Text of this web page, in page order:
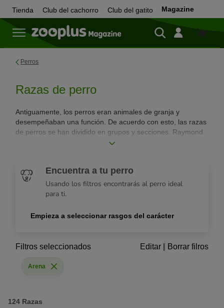
Tienda Club del cachorro Club del gatito Magazine
Tienda
Perros
Razas de perro
Antiguamente, los perros eran animales de granja y
desempeñaban una función. De acuerdo con esto, las razas
de perros se han dividido en grupos y secciones. Raymond
Triquet redefinió la totalidad de las razas de perros en 1983.
Encuentra a tu perro
Usando los filtros encontrarás al perro ideal
para ti.
Empieza a seleccionar rasgos del carácter
Filtros seleccionados Editar Borrar filros
Arena
124 Razas